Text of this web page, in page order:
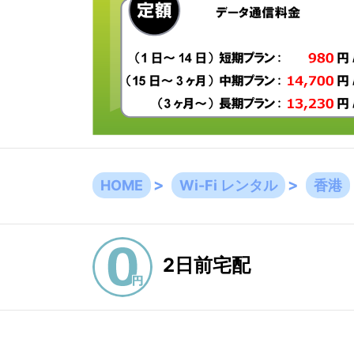
HOME Wi-Fi レンタル 香港
2日前宅配